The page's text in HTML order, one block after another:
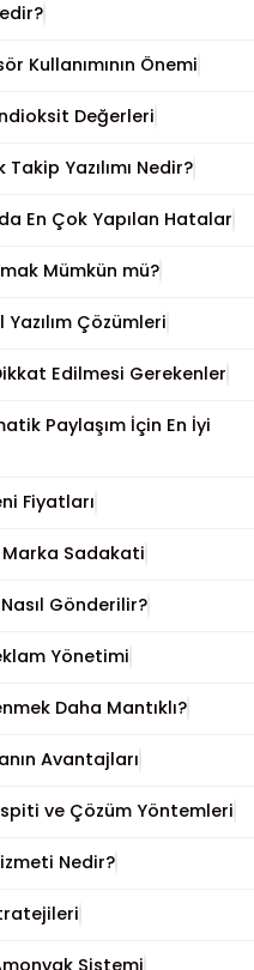
Kullanımının Önemi
Değerleri
Yazılımı Nedir?
En Çok Yapılan Hatalar
Mümkün mü?
Çözümleri
Edilmesi Gerekenler
Paylaşım İçin En İyi
Fiyatları
Sadakati
Gönderilir?
Yönetimi
Daha Mantıklı?
Avantajları
ve Çözüm Yöntemleri
Nedir?
Sistemi